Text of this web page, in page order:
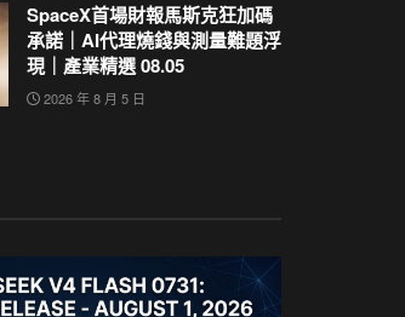
SpaceX首場財報馬斯克狂加碼
承諾｜AI代理燒錢與測量難題浮
現｜產業精選 08.05
2026 年 8 月 5 日